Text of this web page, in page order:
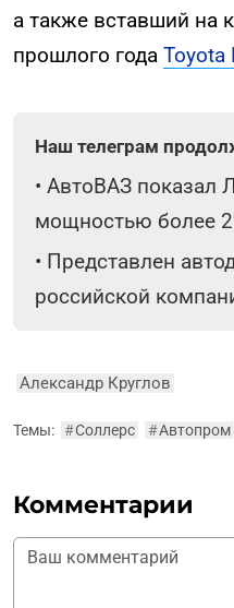
а также вставший на
прошлого года Toyota
Наш телеграм
• АвтоВАЗ показал
мощностью более
• Представлен
российской
Александр Круглов
Темы: #Соллерс #Автопром
Комментарии